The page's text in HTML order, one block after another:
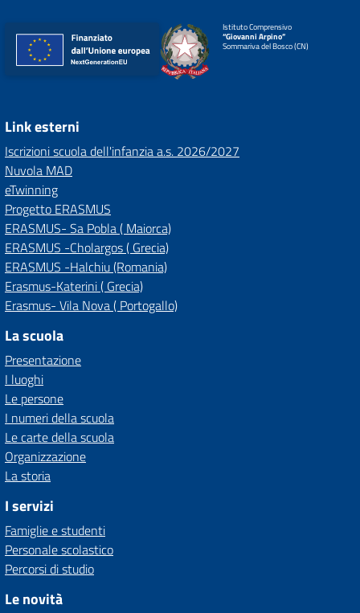
Istituto Comprensivo
“Giovanni Arpino”
Sommariva del Bosco (CN)
Link esterni
Iscrizioni scuola dell'infanzia a.s. 2026/2027
Nuvola MAD
eTwinning
Progetto ERASMUS
ERASMUS- Sa Pobla ( Maiorca)
ERASMUS -Cholargos ( Grecia)
ERASMUS -Halchiu (Romania)
Erasmus-Katerini ( Grecia)
Erasmus- Vila Nova ( Portogallo)
La scuola
Presentazione
I luoghi
Le persone
I numeri della scuola
Le carte della scuola
Organizzazione
La storia
I servizi
Famiglie e studenti
Personale scolastico
Percorsi di studio
Le novità